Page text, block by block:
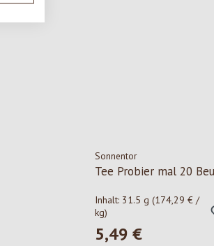
Sonnentor
Tee Probier mal 20
Inhalt: 31.5 g (174,29 € /
kg)
Regulärer Preis:
5,49 €